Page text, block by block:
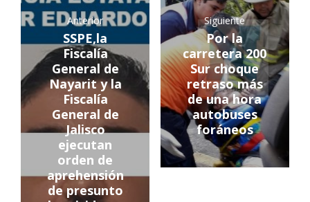
Anterior
SSPE,la
Fiscalía
General de
Nayarit y la
Fiscalía
General de
Jalisco
ejecutan
orden de
aprehensión
de presunto
Siguiente
Por la
carretera 200
Sur choque
retraso más
de una hora
autobuses
foráneos